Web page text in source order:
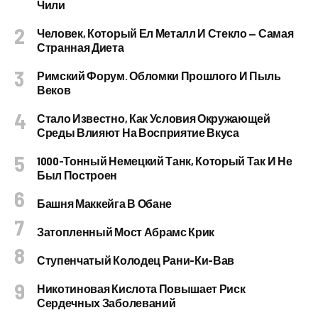
Чили
Человек, Который Ел Металл И Стекло — Самая
Странная Диета
Римский Форум. Обломки Прошлого И Пыль
Веков
Стало Известно, Как Условия Окружающей
Среды Влияют На Восприятие Вкуса
1000-Тонный Немецкий Танк, Который Так И Не
Был Построен
Башня Маккейга В Обане
Затопленный Мост Абрамс Крик
Ступенчатый Колодец Рани-Ки-Вав
Никотиновая Кислота Повышает Риск
Сердечных Заболеваний